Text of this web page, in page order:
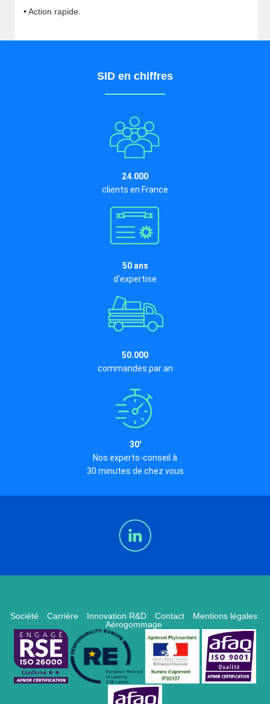
• Action rapide.
SID en chiffres
24.000
clients en France
50 ans
d'expertise
50.000
commandes par an
30'
Nos experts-conseil à
30 minutes de chez vous
Société Carrière Innovation R&D Contact
Mentions légales
Aérogommage